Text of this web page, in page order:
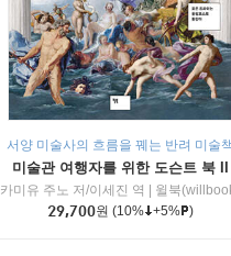
서양 미술사의 흐름을 꿰는 반려 미술
미술관 여행자를 위한 도슨트 북 II
카미유 주노 저/이세진 역
윌북
29,700원 (10% +5% )